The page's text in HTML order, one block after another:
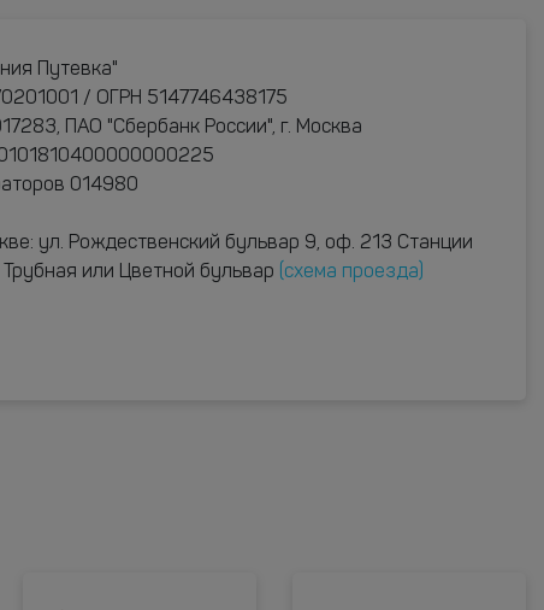
Путевка"
/ ОГРН 5147746438175
ПАО "Сбербанк России", г. Москва
014980
ул. Рождественский бульвар 9, оф. 213 Станции
или Цветной бульвар
(схема проезда)